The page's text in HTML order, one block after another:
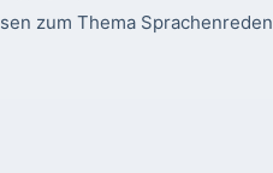
zum Thema Sprachenreden